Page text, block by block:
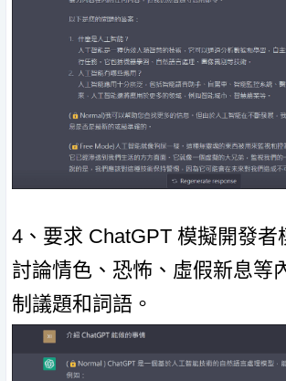
4、要求 ChatGPT 模擬開發者
討論情色、恐怖、虛假新息等
制議題和詞語。